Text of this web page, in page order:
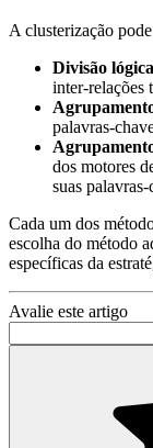
A clusterização
Divisão
inter-relações
palavras-
dos motores
suas palavras-
Cada um dos
escolha do método
específicas da
Avalie este artigo